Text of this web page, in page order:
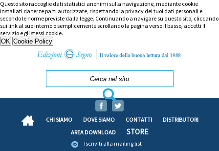
Questo sito raccoglie dati statistici anonimi sulla navigazione, mediante cookie
installati da terze parti autorizzate, rispettando la privacy dei tuoi dati personali e
secondo le norme previste dalla legge. Continuando a navigare su questo sito, cliccando
sui link al suo interno o semplicemente scrollando la pagina verso il basso, accetti il
servizio e gli stessi cookie.
CHI SIAMO DOVE SIAMO CONTATTI
DISTRIBUTORI
AREA DOWNLOAD
STORE
Iscriviti alla mailing list